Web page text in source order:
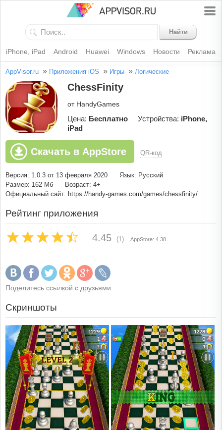
Найти
iPhone, iPad Android Huawei Windows Новости Реклама
AppVisor.ru » Приложения iOS » Игры » Логические
ChessFinity
от HandyGames
Цена: Бесплатно Устройства: iPhone,
iPad
Скачать в AppStore QR-код
Версия: 1.0.3 от 13 февраля 2020
Язык: Русский
Размер: 162 Мб
Возраст: 4+
Официальный сайт: https://handy-games.com/games/chessfinity/
Рейтинг приложения
4.45 (1) AppStore: 4.38
Поделитесь ссылкой с друзьями
Скриншоты